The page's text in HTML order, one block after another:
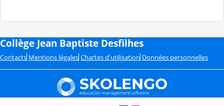
Collège Jean Baptiste Desfilhes
Contacts Mentions légales Chartes d'utilisation Données personnelles